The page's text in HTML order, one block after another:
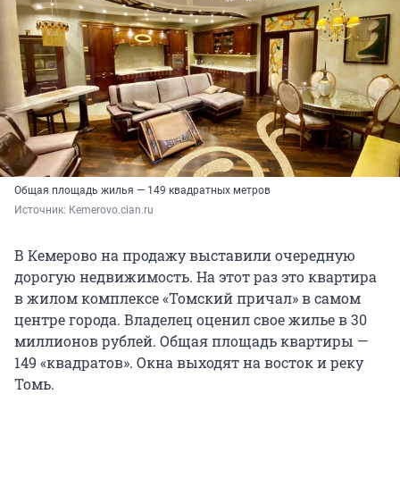
Общая площадь жилья — 149 квадратных метров
Источник: Кemerovo.cian.ru
В Кемерово на продажу выставили очередную
дорогую недвижимость. На этот раз это квартира
в жилом комплексе «Томский причал» в самом
центре города. Владелец оценил свое жилье в 30
миллионов рублей. Общая площадь квартиры —
149 «квадратов». Окна выходят на восток и реку
Томь.